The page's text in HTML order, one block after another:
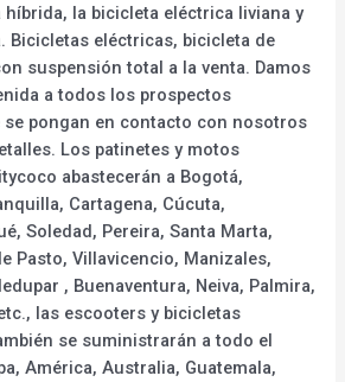
la bicicleta eléctrica liviana y
Bicicletas eléctricas, bicicleta de
suspensión total a la venta. Damos
a todos los prospectos
pongan en contacto con nosotros
Los patinetes y motos
abastecerán a Bogotá,
Cartagena, Cúcuta,
Soledad, Pereira, Santa Marta,
Pasto, Villavicencio, Manizales,
, Buenaventura, Neiva, Palmira,
las escooters y bicicletas
se suministrarán a todo el
América, Australia, Guatemala,